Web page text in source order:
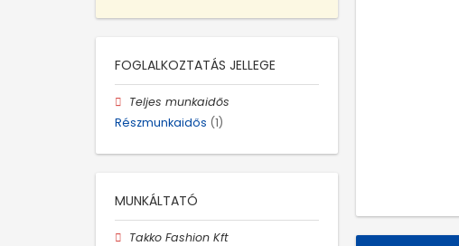
FOGLALKOZTATÁS JELLEGE
Teljes munkaidős
Részmunkaidős (1)
MUNKÁLTATÓ
Takko Fashion Kft